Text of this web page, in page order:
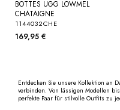
BOTTES UGG LOWMEL
CHATAIGNE
1144032CHE
169,95 €
Entdecken Sie unsere Kollektion an
verbinden. Von lässigen Modellen
perfekte Paar für stilvolle Outfits zu